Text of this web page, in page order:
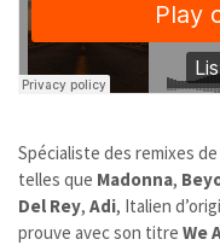
Spécialiste des remixes
telles que Madonna,
Del Rey, Adi, Italien
prouve avec son titre We